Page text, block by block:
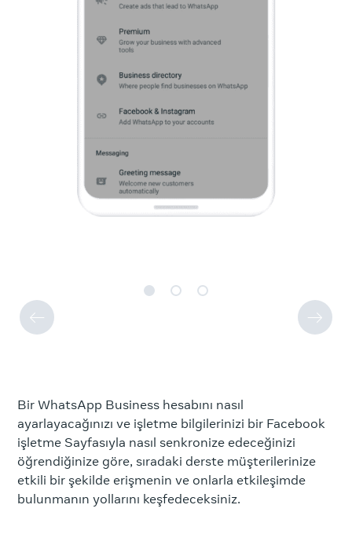
Bir WhatsApp Business hesabını nasıl
ayarlayacağınızı ve işletme bilgilerinizi bir Facebook
işletme Sayfasıyla nasıl senkronize edeceğinizi
öğrendiğinize göre, sıradaki derste müşterilerinize
etkili bir şekilde erişmenin ve onlarla etkileşimde
bulunmanın yollarını keşfedeceksiniz.